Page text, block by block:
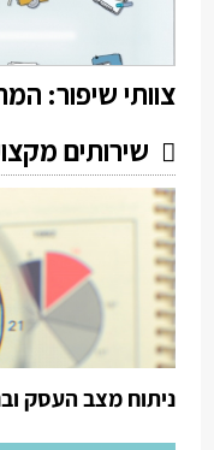
צוותי שיפור:
שירותים
ניתוח מצב העסק